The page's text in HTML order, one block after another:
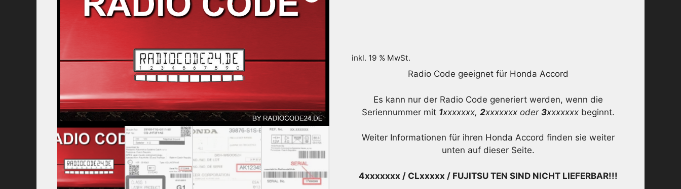
inkl. 19 % MwSt.
Radio Code geeignet für Honda Accord
Es kann nur der Radio Code generiert werden, wenn die
Seriennummer mit 1xxxxxxx, 2xxxxxxx oder 3xxxxxxxbeginnt.
Weiter Informationen für ihren Honda Accord finden sie weiter
unten auf dieser Seite.
4xxxxxxx / CLxxxxx / FUJITSU TEN SIND NICHT LIEFERBAR!!!